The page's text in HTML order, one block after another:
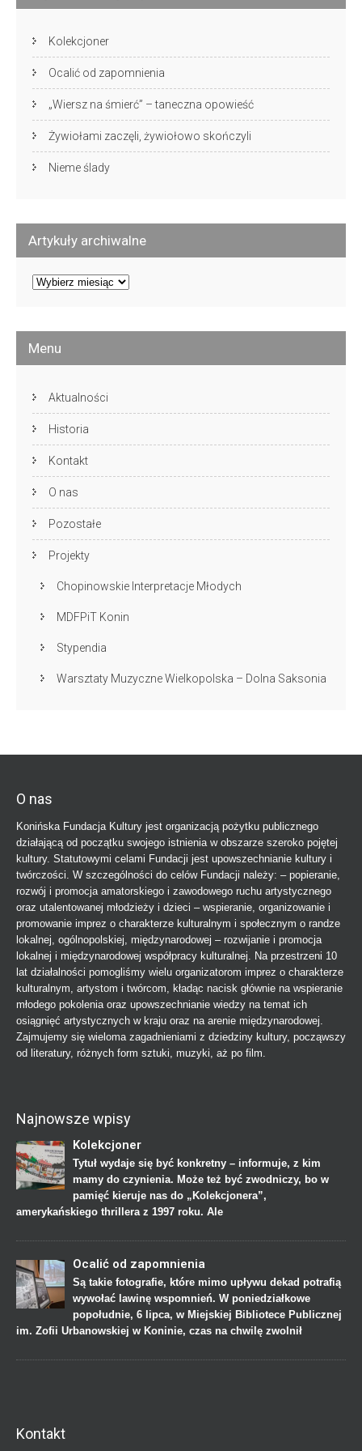
Kolekcjoner
Ocalić od zapomnienia
„Wiersz na śmierć” – taneczna opowieść
Żywiołami zaczęli, żywiołowo skończyli
Nieme ślady
Artykuły archiwalne
Artykuły
Menu
Aktualności
Historia
Kontakt
O nas
Pozostałe
Projekty
Chopinowskie Interpretacje Młodych
MDFPiT Konin
Stypendia
Warsztaty Muzyczne Wielkopolska – Dolna Saksonia
O nas
Konińska Fundacja Kultury jest organizacją pożytku publicznego
działającą od początku swojego istnienia w obszarze szeroko pojętej
kultury. Statutowymi celami Fundacji jest upowszechnianie kultury i
twórczości. W szczególności do celów Fundacji należy: – popieranie,
rozwój i promocja amatorskiego i zawodowego ruchu artystycznego
oraz utalentowanej młodzieży i dzieci – wspieranie, organizowanie i
promowanie imprez o charakterze kulturalnym i społecznym o randze
lokalnej, ogólnopolskiej, międzynarodowej – rozwijanie i promocja
lokalnej i międzynarodowej współpracy kulturalnej. Na przestrzeni 10
lat działalności pomogliśmy wielu organizatorom imprez o charakterze
kulturalnym, artystom i twórcom, kładąc nacisk głównie na wspieranie
młodego pokolenia oraz upowszechnianie wiedzy na temat ich
osiągnięć artystycznych w kraju oraz na arenie międzynarodowej.
Zajmujemy się wieloma zagadnieniami z dziedziny kultury, począwszy
od literatury, różnych form sztuki, muzyki, aż po film.
Najnowsze wpisy
Kolekcjoner
Tytuł wydaje się być konkretny – informuje, z kim
mamy do czynienia. Może też być zwodniczy, bo w
pamięć kieruje nas do „Kolekcjonera”,
amerykańskiego thrillera z 1997 roku. Ale
Ocalić od zapomnienia
Są takie fotografie, które mimo upływu dekad potrafią
wywołać lawinę wspomnień. W poniedziałkowe
popołudnie, 6 lipca, w Miejskiej Bibliotece Publicznej
im. Zofii Urbanowskiej w Koninie, czas na chwilę zwolnił
Kontakt